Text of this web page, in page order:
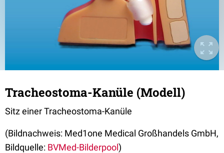
Tracheostoma-Kanüle (Modell)
Sitz einer Tracheostoma-Kanüle
(Bildnachweis: Med1one Medical Großhandels GmbH,
Bildquelle: BVMed-Bilderpool)